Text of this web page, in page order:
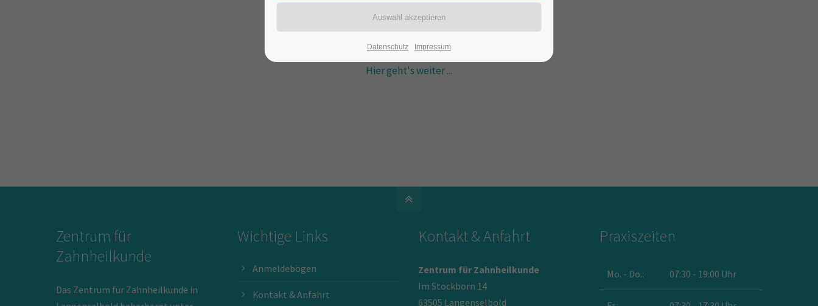
Ihr Team vom Zahnzentrum-Langenselbold.de
Hier geht's weiter ...
Zentrum für
Zahnheilkunde
Das Zentrum für Zahnheilkunde in
Wichtige Links
Anmeldebögen
Kontakt & Anfahrt
Kontakt & Anfahrt
Zentrum für Zahnheilkunde
Im Stockborn 14
63505 Langenselbold
Praxiszeiten
Mo. - Do.: 07:30 - 19:00 Uhr
Datenschutz Impressum